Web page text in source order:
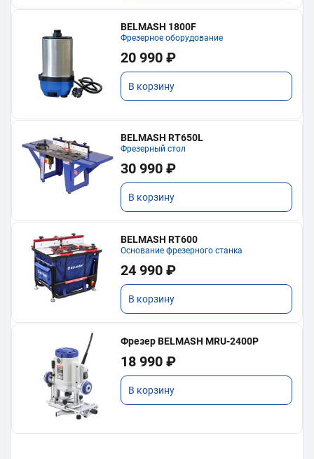
BELMASH 1800F
Фрезерное оборудование
20 990 ₽
В корзину
BELMASH RT650L
Фрезерный стол
30 990 ₽
В корзину
BELMASH RT600
Основание фрезерного станка
24 990 ₽
В корзину
Фрезер BELMASH MRU-2400P
18 990 ₽
В корзину